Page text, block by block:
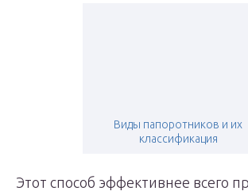
Виды папоротников и их
классификация
Этот способ эффективнее всего